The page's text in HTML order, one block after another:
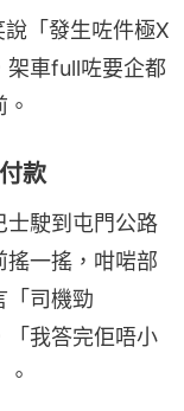
說「發生咗件極X
架車full咗要企都
款
士駛到屯門公路
搖一搖，咁啱部
「司機勁
我答完佢唔小